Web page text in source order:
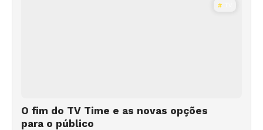
O fim do TV Time e as novas opções
para o público